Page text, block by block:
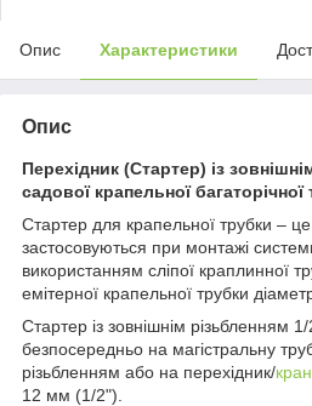
Опис Характеристики
Опис
Перехідник (Стартер) із
садової крапельної
Стартер для крапельної трубки – це
застосовуються при монтажі
використанням сліпої краплинної
емітерної крапельної трубки
Стартер із зовнішнім різьбленням
безпосередньо на магістральну
різьбленням або на перехідник/кран
12 мм (1/2").